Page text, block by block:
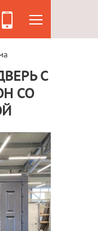
С
СО